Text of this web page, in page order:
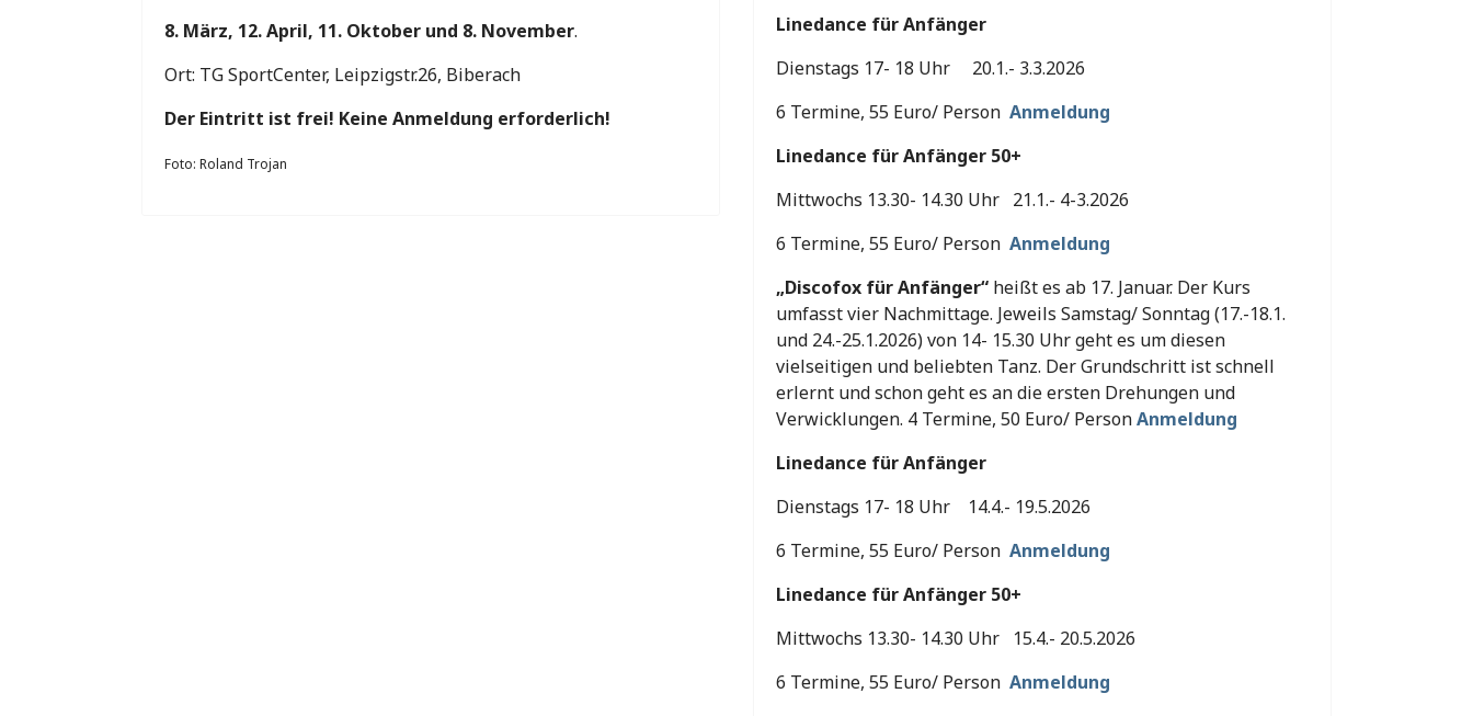
8. März, 12. April, 11. Oktober und 8. November.
Ort: TG SportCenter, Leipzigstr.26, Biberach
Der Eintritt ist frei! Keine Anmeldung erforderlich!
Foto: Roland Trojan
Linedance für Anfänger
Dienstags 17- 18 Uhr 20.1.- 3.3.2026
6 Termine, 55 Euro/ Person Anmeldung
Linedance für Anfänger 50+
Mittwochs 13.30- 14.30 Uhr 21.1.- 4-3.2026
6 Termine, 55 Euro/ Person Anmeldung
„Discofox für Anfänger“ heißt es ab 17. Januar. Der Kurs
umfasst vier Nachmittage. Jeweils Samstag/ Sonntag (17.-18.1.
und 24.-25.1.2026) von 14- 15.30 Uhr geht es um diesen
vielseitigen und beliebten Tanz. Der Grundschritt ist schnell
erlernt und schon geht es an die ersten Drehungen und
Verwicklungen. 4 Termine, 50 Euro/ PersonAnmeldung
Linedance für Anfänger
Dienstags 17- 18 Uhr 14.4.- 19.5.2026
6 Termine, 55 Euro/ Person Anmeldung
Linedance für Anfänger 50+
Mittwochs 13.30- 14.30 Uhr 15.4.- 20.5.2026
6 Termine, 55 Euro/ Person Anmeldung